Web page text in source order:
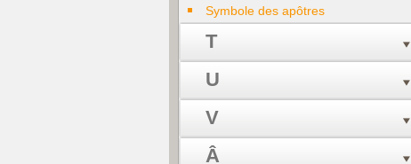
Symbole des apôtres
T
U
V
Â